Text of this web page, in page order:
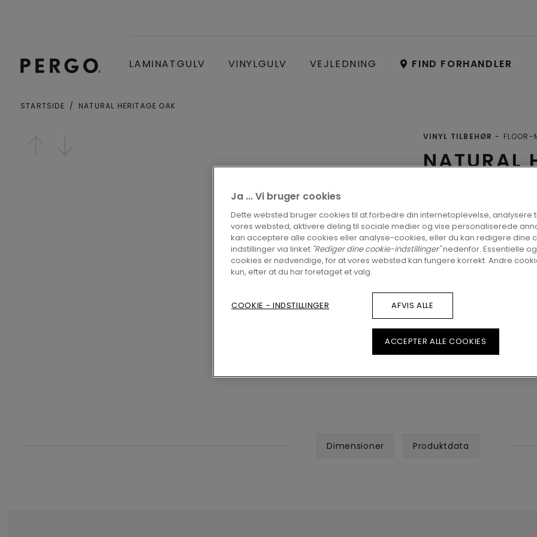
LAMINATGULV VINYLGULV VEJLEDNING FIND FORHANDLER
STARTSIDE NATURAL HERITAGE OAK
NATURAL
VINYL TILBEHØR
FIND EN
Dimensioner Produktdata
Ja ... Vi bruger cookies
Dette websted bruger cookies til at forbedre din internetoplevelse, analysere
vores websted, aktivere deling til sociale medier og vise personaliserede
kan acceptere alle cookies eller analyse-cookies, eller du kan redigere dine
indstillinger via linket "Rediger dine cookie-indstillinger"nedenfor. Essentielle
cookies er nødvendige, for at vores websted kan fungere korrekt. Andre
kun, efter at du har foretaget et valg.
COOKIE - INDSTILLINGER AFVIS ALLE
ACCEPTER ALLE COOKIES